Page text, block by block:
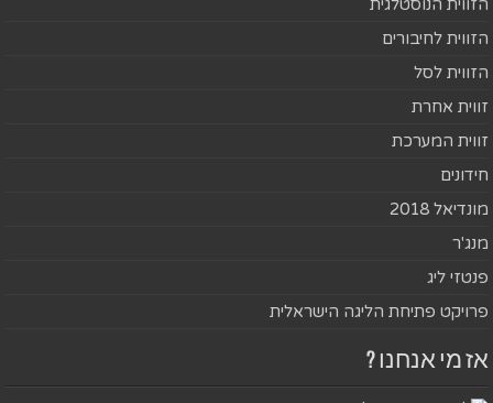
הזווית הנוסטלגית
הזווית לחיבורים
הזווית לסל
זווית אחרת
זווית המערכת
חידונים
מונדיאל 2018
מנג'ר
פנטזי ליג
פרויקט פתיחת הליגה הישראלית
אז מי אנחנו ?